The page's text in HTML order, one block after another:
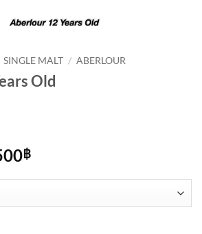
SINGLE MALT / ABERLOUR
Old
฿Price
through